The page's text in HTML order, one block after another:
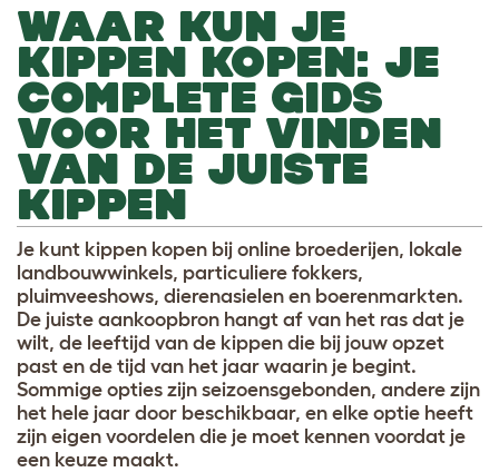
WAAR KUN JE
KIPPEN KOPEN: JE
COMPLETE GIDS
VOOR HET VINDEN
VAN DE JUISTE
KIPPEN
Je kunt kippen kopen bij online broederijen, lokale
landbouwwinkels, particuliere fokkers,
pluimveeshows, dierenasielen en boerenmarkten.
De juiste aankoopbron hangt af van het ras dat je
wilt, de leeftijd van de kippen die bij jouw opzet
past en de tijd van het jaar waarin je begint.
Sommige opties zijn seizoensgebonden, andere zijn
het hele jaar door beschikbaar, en elke optie heeft
zijn eigen voordelen die je moet kennen voordat je
een keuze maakt.